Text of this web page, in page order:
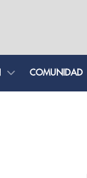
COMUNIDAD